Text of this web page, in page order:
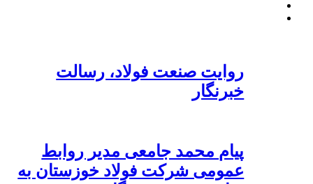
روایت صنعت فولاد،‌ رسالت
خبرنگار
پیام محمد جامعی مدیر روابط
عمومی شرکت فولاد خوزستان به